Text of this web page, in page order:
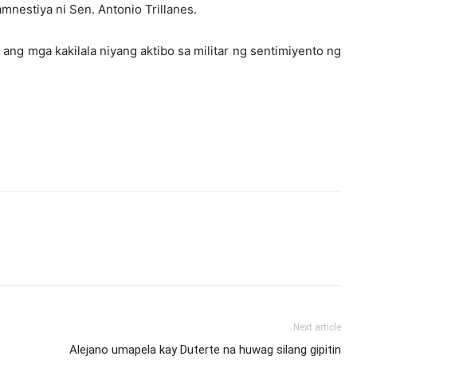
ni Sen. Antonio Trillanes.
mga kakilala niyang aktibo sa militar ng sentimiyento ng
Next article
Alejano umapela kay Duterte na huwag silang gipitin